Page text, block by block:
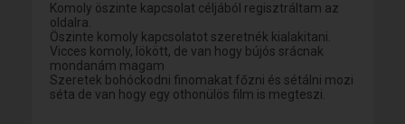
Komoly öszinte kapcsolat céljából regisztráltam az
oldalra.
Öszinte komoly kapcsolatot szeretnék kialakitani.
Vicces komoly, lökött, de van hogy bújós srácnak
mondanám magam
Szeretek bohóckodni finomakat főzni és sétálni mozi
séta de van hogy egy othonülös film is megteszi.